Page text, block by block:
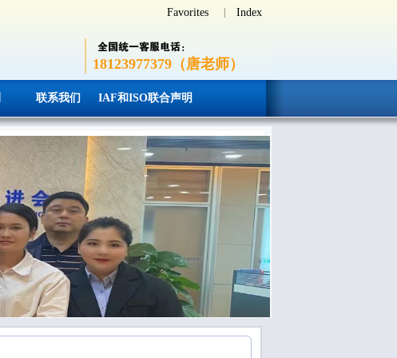
Favorites Index
18123977379（唐老师）
联系我们 IAF和ISO联合声明